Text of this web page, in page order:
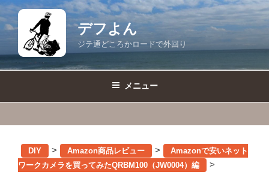
コ
ン
デフよん
ジテ通どころかロードで外回り
メニュー
DIY > Amazon商品レビュー >
Amazonで安いネット
ワークカメラを買ってみたQRBM100（JW0004）編
>